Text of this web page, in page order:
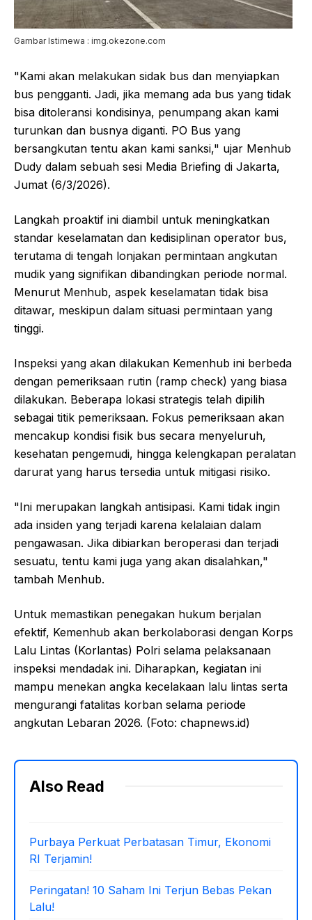
Gambar Istimewa : img.okezone.com
"Kami akan melakukan sidak bus dan menyiapkan
bus pengganti. Jadi, jika memang ada bus yang tidak
bisa ditoleransi kondisinya, penumpang akan kami
turunkan dan busnya diganti. PO Bus yang
bersangkutan tentu akan kami sanksi," ujar Menhub
Dudy dalam sebuah sesi Media Briefing di Jakarta,
Jumat (6/3/2026).
Langkah proaktif ini diambil untuk meningkatkan
standar keselamatan dan kedisiplinan operator bus,
terutama di tengah lonjakan permintaan angkutan
mudik yang signifikan dibandingkan periode normal.
Menurut Menhub, aspek keselamatan tidak bisa
ditawar, meskipun dalam situasi permintaan yang
tinggi.
Inspeksi yang akan dilakukan Kemenhub ini berbeda
dengan pemeriksaan rutin (ramp check) yang biasa
dilakukan. Beberapa lokasi strategis telah dipilih
sebagai titik pemeriksaan. Fokus pemeriksaan akan
mencakup kondisi fisik bus secara menyeluruh,
kesehatan pengemudi, hingga kelengkapan peralatan
darurat yang harus tersedia untuk mitigasi risiko.
"Ini merupakan langkah antisipasi. Kami tidak ingin
ada insiden yang terjadi karena kelalaian dalam
pengawasan. Jika dibiarkan beroperasi dan terjadi
sesuatu, tentu kami juga yang akan disalahkan,"
tambah Menhub.
Untuk memastikan penegakan hukum berjalan
efektif, Kemenhub akan berkolaborasi dengan Korps
Lalu Lintas (Korlantas) Polri selama pelaksanaan
inspeksi mendadak ini. Diharapkan, kegiatan ini
mampu menekan angka kecelakaan lalu lintas serta
mengurangi fatalitas korban selama periode
angkutan Lebaran 2026. (Foto: chapnews.id)
Also Read
Purbaya Perkuat Perbatasan Timur, Ekonomi
RI Terjamin!
Peringatan! 10 Saham Ini Terjun Bebas Pekan
Lalu!